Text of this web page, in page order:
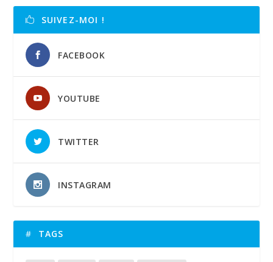
SUIVEZ-MOI !
FACEBOOK
YOUTUBE
TWITTER
INSTAGRAM
TAGS